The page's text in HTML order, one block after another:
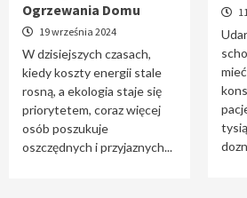
Ogrzewania Domu
19 września 2024
W dzisiejszych czasach,
kiedy koszty energii stale
rosną, a ekologia staje się
priorytetem, coraz więcej
osób poszukuje
oszczędnych i przyjaznych...